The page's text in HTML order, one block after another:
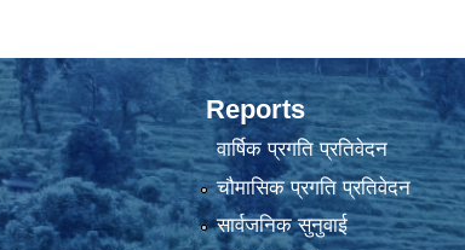
Reports
वार्षिक प्रगति प्रतिवेदन
चौमासिक प्रगति प्रतिवेदन
सार्वजनिक सुनुवाई